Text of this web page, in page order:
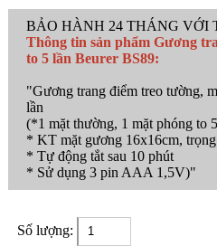
BẢO HÀNH 24 THÁNG VỚI
Thông tin sản phẩm Gương
to 5 lần Beurer BS89:
"Gương trang điểm treo tường,
lần
(*1 mặt thường, 1 mặt phóng to
* KT mặt gương 16x16cm,
* Tự động tắt sau 10 phút
* Sử dụng 3 pin AAA 1,5V)"
Số lượng: